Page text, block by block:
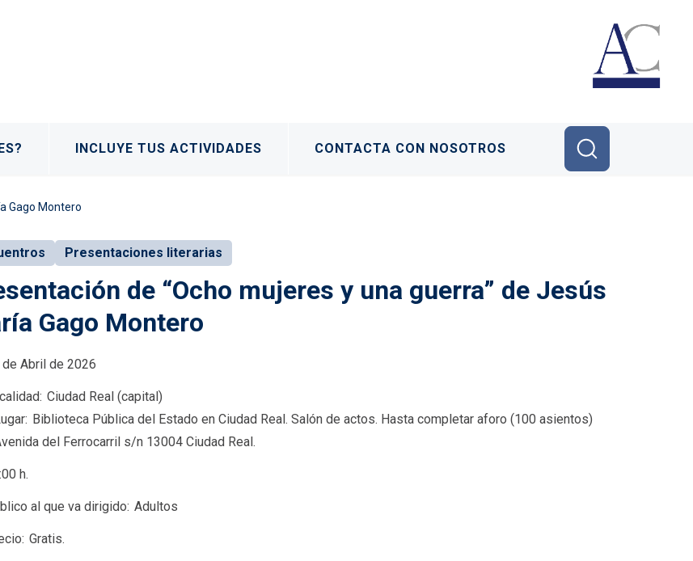
INCLUYE TUS ACTIVIDADES CONTACTA CON NOSOTROS
Gago Montero
Presentaciones literarias
de “Ocho mujeres y una guerra” de Jesús
Gago Montero
Abril de 2026
Ciudad Real (capital)
Biblioteca Pública del Estado en Ciudad Real. Salón de actos. Hasta completar aforo (100 asientos)
del Ferrocarril s/n 13004 Ciudad Real.
h.
al que va dirigido Adultos
Gratis.